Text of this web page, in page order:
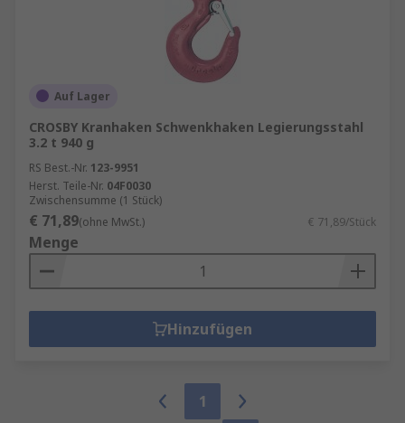
Auf Lager
CROSBY Kranhaken Schwenkhaken Legierungsstahl
3.2 t 940 g
RS Best.-Nr. 123-9951
Herst. Teile-Nr. 04F0030
Zwischensumme (1 Stück)
€ 71,89(ohne MwSt.) € 71,89/Stück
Menge
Hinzufügen
1